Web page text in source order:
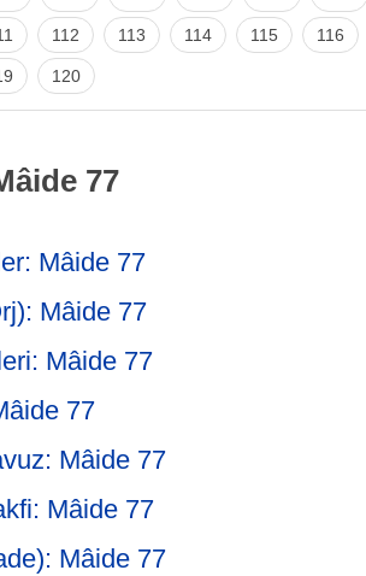
112 113 114 115 116
120
77
Mâide 77
Mâide 77
Mâide 77
77
Mâide 77
Mâide 77
Mâide 77